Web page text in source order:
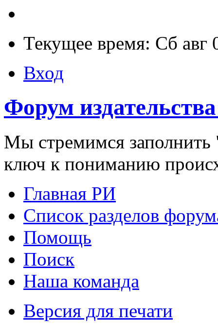
Текущее время: Сб авг
Вход
Форум
Мы стремимся заполнить
ключ к пониманию
Главная РИ
Список разделов
Помощь
Поиск
Наша команда
Версия для печати